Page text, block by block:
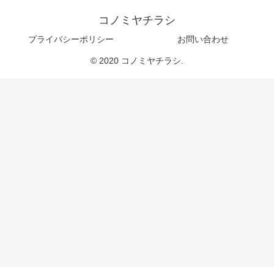
コノミヤチラシ
プライバシーポリシー お問い合わせ
© 2020 コノミヤチラシ.